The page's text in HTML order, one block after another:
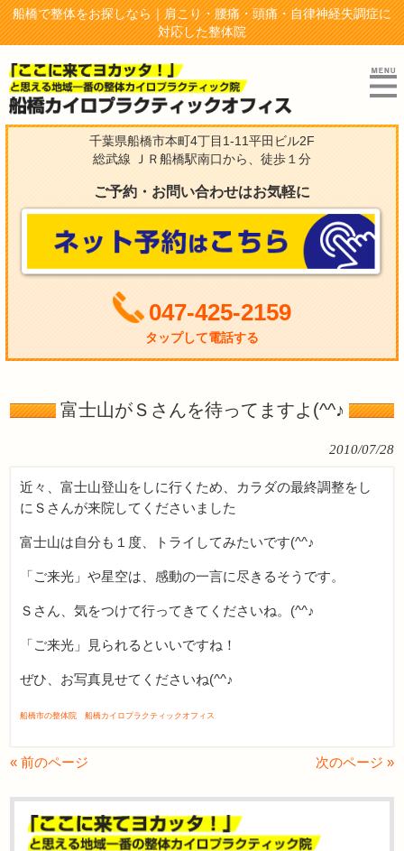
船橋で整体をお探しなら｜肩こり・腰痛・頭痛・自律神経失調症に
対応した整体院
千葉県船橋市本町4丁目1-11平田ビル2F
総武線 ＪＲ船橋駅南口から、徒歩１分
ご予約・お問い合わせはお気軽に
047-425-2159
タップして電話する
富士山がＳさんを待ってますよ(^^♪
2010/07/28
近々、富士山登山をしに行くため、カラダの最終調整をし
にＳさんが来院してくださいました
富士山は自分も１度、トライしてみたいです(^^♪
「ご来光」や星空は、感動の一言に尽きるそうです。
Ｓさん、気をつけて行ってきてくださいね。(^^♪
「ご来光」見られるといいですね！
ぜひ、お写真見せてくださいね(^^♪
船橋市の整体院 船橋カイロプラクティックオフィス
« 前のページ 次のページ »